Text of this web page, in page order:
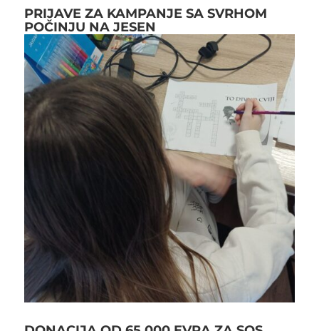
PRIJAVE ZA KAMPANJE SA SVRHOM
POČINJU NA JESEN